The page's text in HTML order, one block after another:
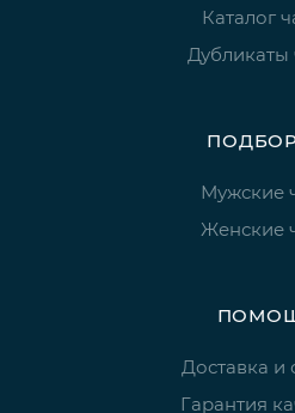
Каталог
Дубликаты
Мужские
Женские
Доставка и
Гарантия